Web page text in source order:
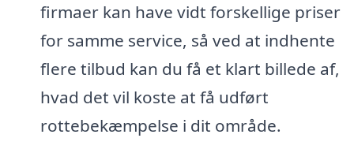
firmaer kan have vidt forskellige priser
for samme service, så ved at indhente
flere tilbud kan du få et klart billede af,
hvad det vil koste at få udført
rottebekæmpelse i dit område.